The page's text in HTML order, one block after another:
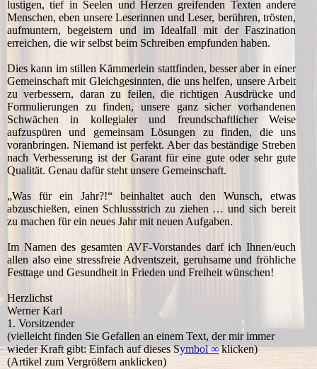
lustigen, tief in Seelen und Herzen greifenden Texten andere
Menschen, eben unsere Leserinnen und Leser, berühren, trösten,
aufmuntern, begeistern und im Idealfall mit der Faszination
erreichen, die wir selbst beim Schreiben empfunden haben.
Dies kann im stillen Kämmerlein stattfinden, besser aber in einer
Gemeinschaft mit Gleichgesinnten, die uns helfen, unsere Arbeit
zu verbessern, daran zu feilen, die richtigen Ausdrücke und
Formulierungen zu finden, unsere ganz sicher vorhandenen
Schwächen in kollegialer und freundschaftlicher Weise
aufzuspüren und gemeinsam Lösungen zu finden, die uns
voranbringen. Niemand ist perfekt. Aber das beständige Streben
nach Verbesserung ist der Garant für eine gute oder sehr gute
Qualität. Genau dafür steht unsere Gemeinschaft.
„Was für ein Jahr?!“ beinhaltet auch den Wunsch, etwas
abzuschießen, einen Schlussstrich zu ziehen … und sich bereit
zu machen für ein neues Jahr mit neuen Aufgaben.
Im Namen des gesamten AVF-Vorstandes darf ich Ihnen/euch
allen also eine stressfreie Adventszeit, geruhsame und fröhliche
Festtage und Gesundheit in Frieden und Freiheit wünschen!
Herzlichst
Werner Karl
1. Vorsitzender
(vielleicht finden Sie Gefallen an einem Text, der mir immer
wieder Kraft gibt: Einfach auf dieses Symbol ∞klicken)
(Artikel zum Vergrößern anklicken)